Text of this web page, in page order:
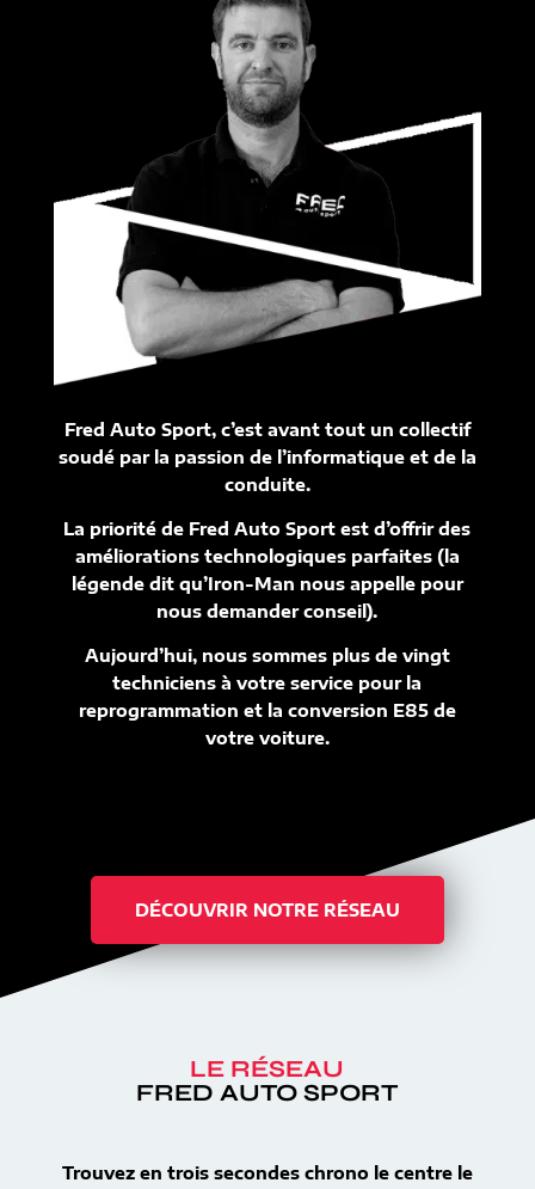
Fred Auto Sport, c’est avant tout un collectif
soudé par la passion de l’informatique et de la
conduite.
La priorité de Fred Auto Sport est d’offrir des
améliorations technologiques parfaites (la
légende dit qu’Iron-Man nous appelle pour
nous demander conseil).
Aujourd’hui, nous sommes plus de vingt
techniciens à votre service pour la
reprogrammation et la conversion E85 de
votre voiture.
DÉCOUVRIR NOTRE RÉSEAU
LE RÉSEAU
FRED AUTO SPORT
Trouvez en trois secondes chrono le centre le